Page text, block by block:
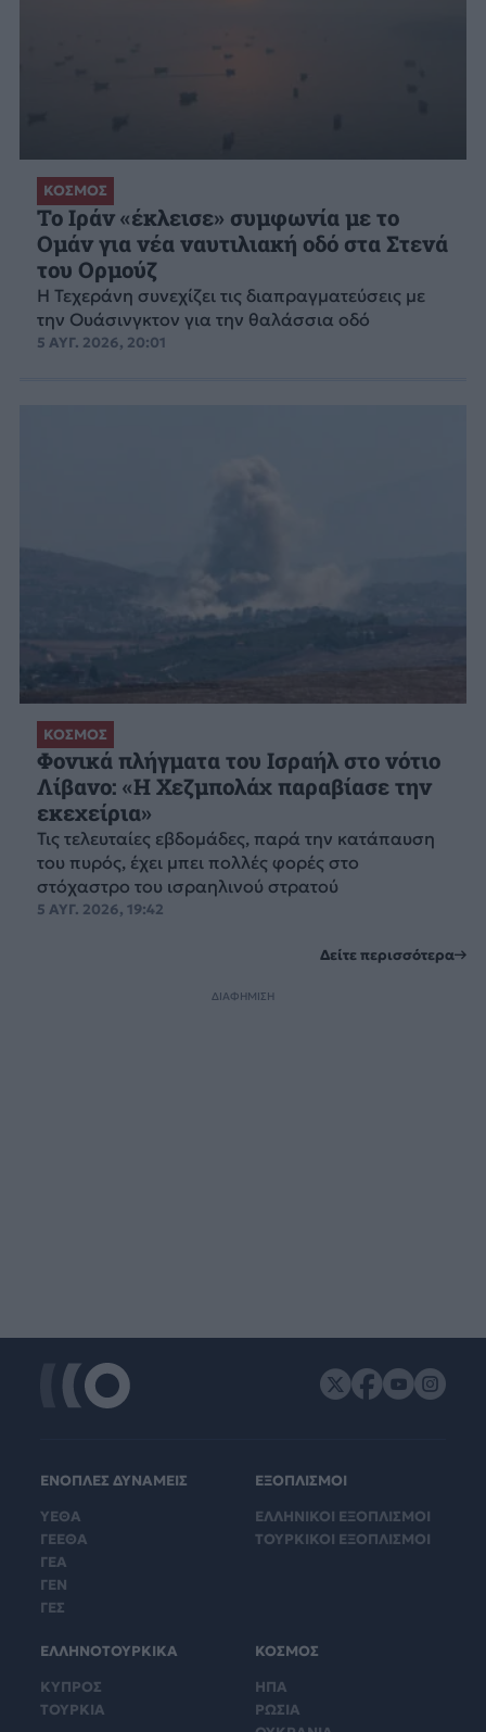
ΚΟΣΜΟΣ
Το Ιράν «έκλεισε» συμφωνία με το
Ομάν για νέα ναυτιλιακή οδό στα Στενά
του Ορμούζ
Η Τεχεράνη συνεχίζει τις διαπραγματεύσεις με
την Ουάσινγκτον για την θαλάσσια οδό
5 ΑΥΓ. 2026, 20:01
ΚΟΣΜΟΣ
Φονικά πλήγματα του Ισραήλ στο νότιο
Λίβανο: «Η Χεζμπολάχ παραβίασε την
εκεχείρια»
Τις τελευταίες εβδομάδες, παρά την κατάπαυση
του πυρός, έχει μπει πολλές φορές στο
στόχαστρο του ισραηλινού στρατού
5 ΑΥΓ. 2026, 19:42
Δείτε περισσότερα
ΔΙΑΦΗΜΙΣΗ
ΕΝΟΠΛΕΣ ΔΥΝΑΜΕΙΣ
ΥΕΘΑ
ΓΕΕΘΑ
ΓΕΑ
ΓΕΝ
ΓΕΣ
ΕΞΟΠΛΙΣΜΟΙ
ΕΛΛΗΝΙΚΟΙ ΕΞΟΠΛΙΣΜΟΙ
ΤΟΥΡΚΙΚΟΙ ΕΞΟΠΛΙΣΜΟΙ
ΕΛΛΗΝΟΤΟΥΡΚΙΚΑ
ΚΥΠΡΟΣ
ΤΟΥΡΚΙΑ
ΚΟΣΜΟΣ
ΗΠΑ
ΡΩΣΙΑ